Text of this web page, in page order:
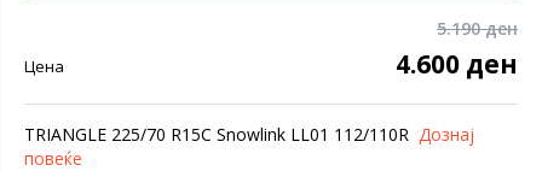
5.190 ден
Цена 4.600 ден
TRIANGLE 225/70 R15C Snowlink LL01 112/110R Дознај
повеќе